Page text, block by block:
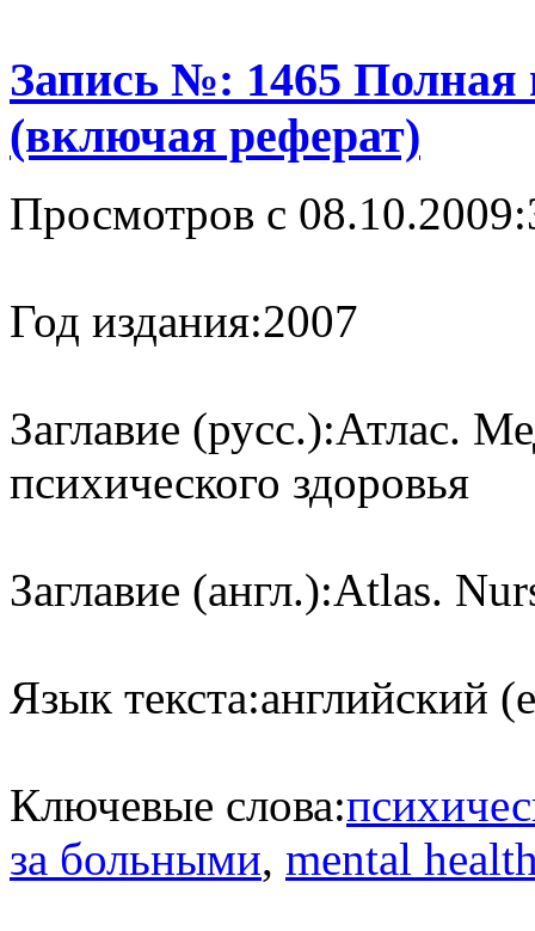
Запись №: 1465 Полная
(включая реферат)
Просмотров с 08.10.2009:
Год издания:2007
Заглавие (русс.):Атлас.
психического здоровья
Заглавие (англ.):Atlas.
Язык текста:английский
Ключевые слова:
за больными, mental